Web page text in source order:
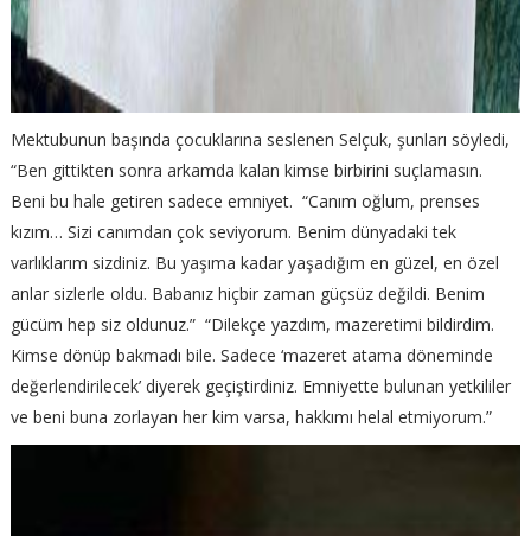
Mektubunun başında çocuklarına seslenen Selçuk, şunları söyledi,
“Ben gittikten sonra arkamda kalan kimse birbirini suçlamasın.
Beni bu hale getiren sadece emniyet. “Canım oğlum, prenses
kızım… Sizi canımdan çok seviyorum. Benim dünyadaki tek
varlıklarım sizdiniz. Bu yaşıma kadar yaşadığım en güzel, en özel
anlar sizlerle oldu. Babanız hiçbir zaman güçsüz değildi. Benim
gücüm hep siz oldunuz.” “Dilekçe yazdım, mazeretimi bildirdim.
Kimse dönüp bakmadı bile. Sadece ‘mazeret atama döneminde
değerlendirilecek’ diyerek geçiştirdiniz. Emniyette bulunan yetkililer
ve beni buna zorlayan her kim varsa, hakkımı helal etmiyorum.”